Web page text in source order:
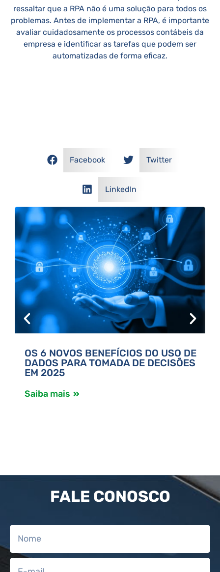
ressaltar que a RPA não é uma solução para todos os
problemas. Antes de implementar a RPA, é importante
avaliar cuidadosamente os processos contábeis da
empresa e identificar as tarefas que podem ser
automatizadas de forma eficaz.
Facebook Twitter
LinkedIn
OS 6 NOVOS BENEFÍCIOS DO USO DE
DADOS PARA TOMADA DE DECISÕES
EM 2025
Saiba mais
FALE CONOSCO